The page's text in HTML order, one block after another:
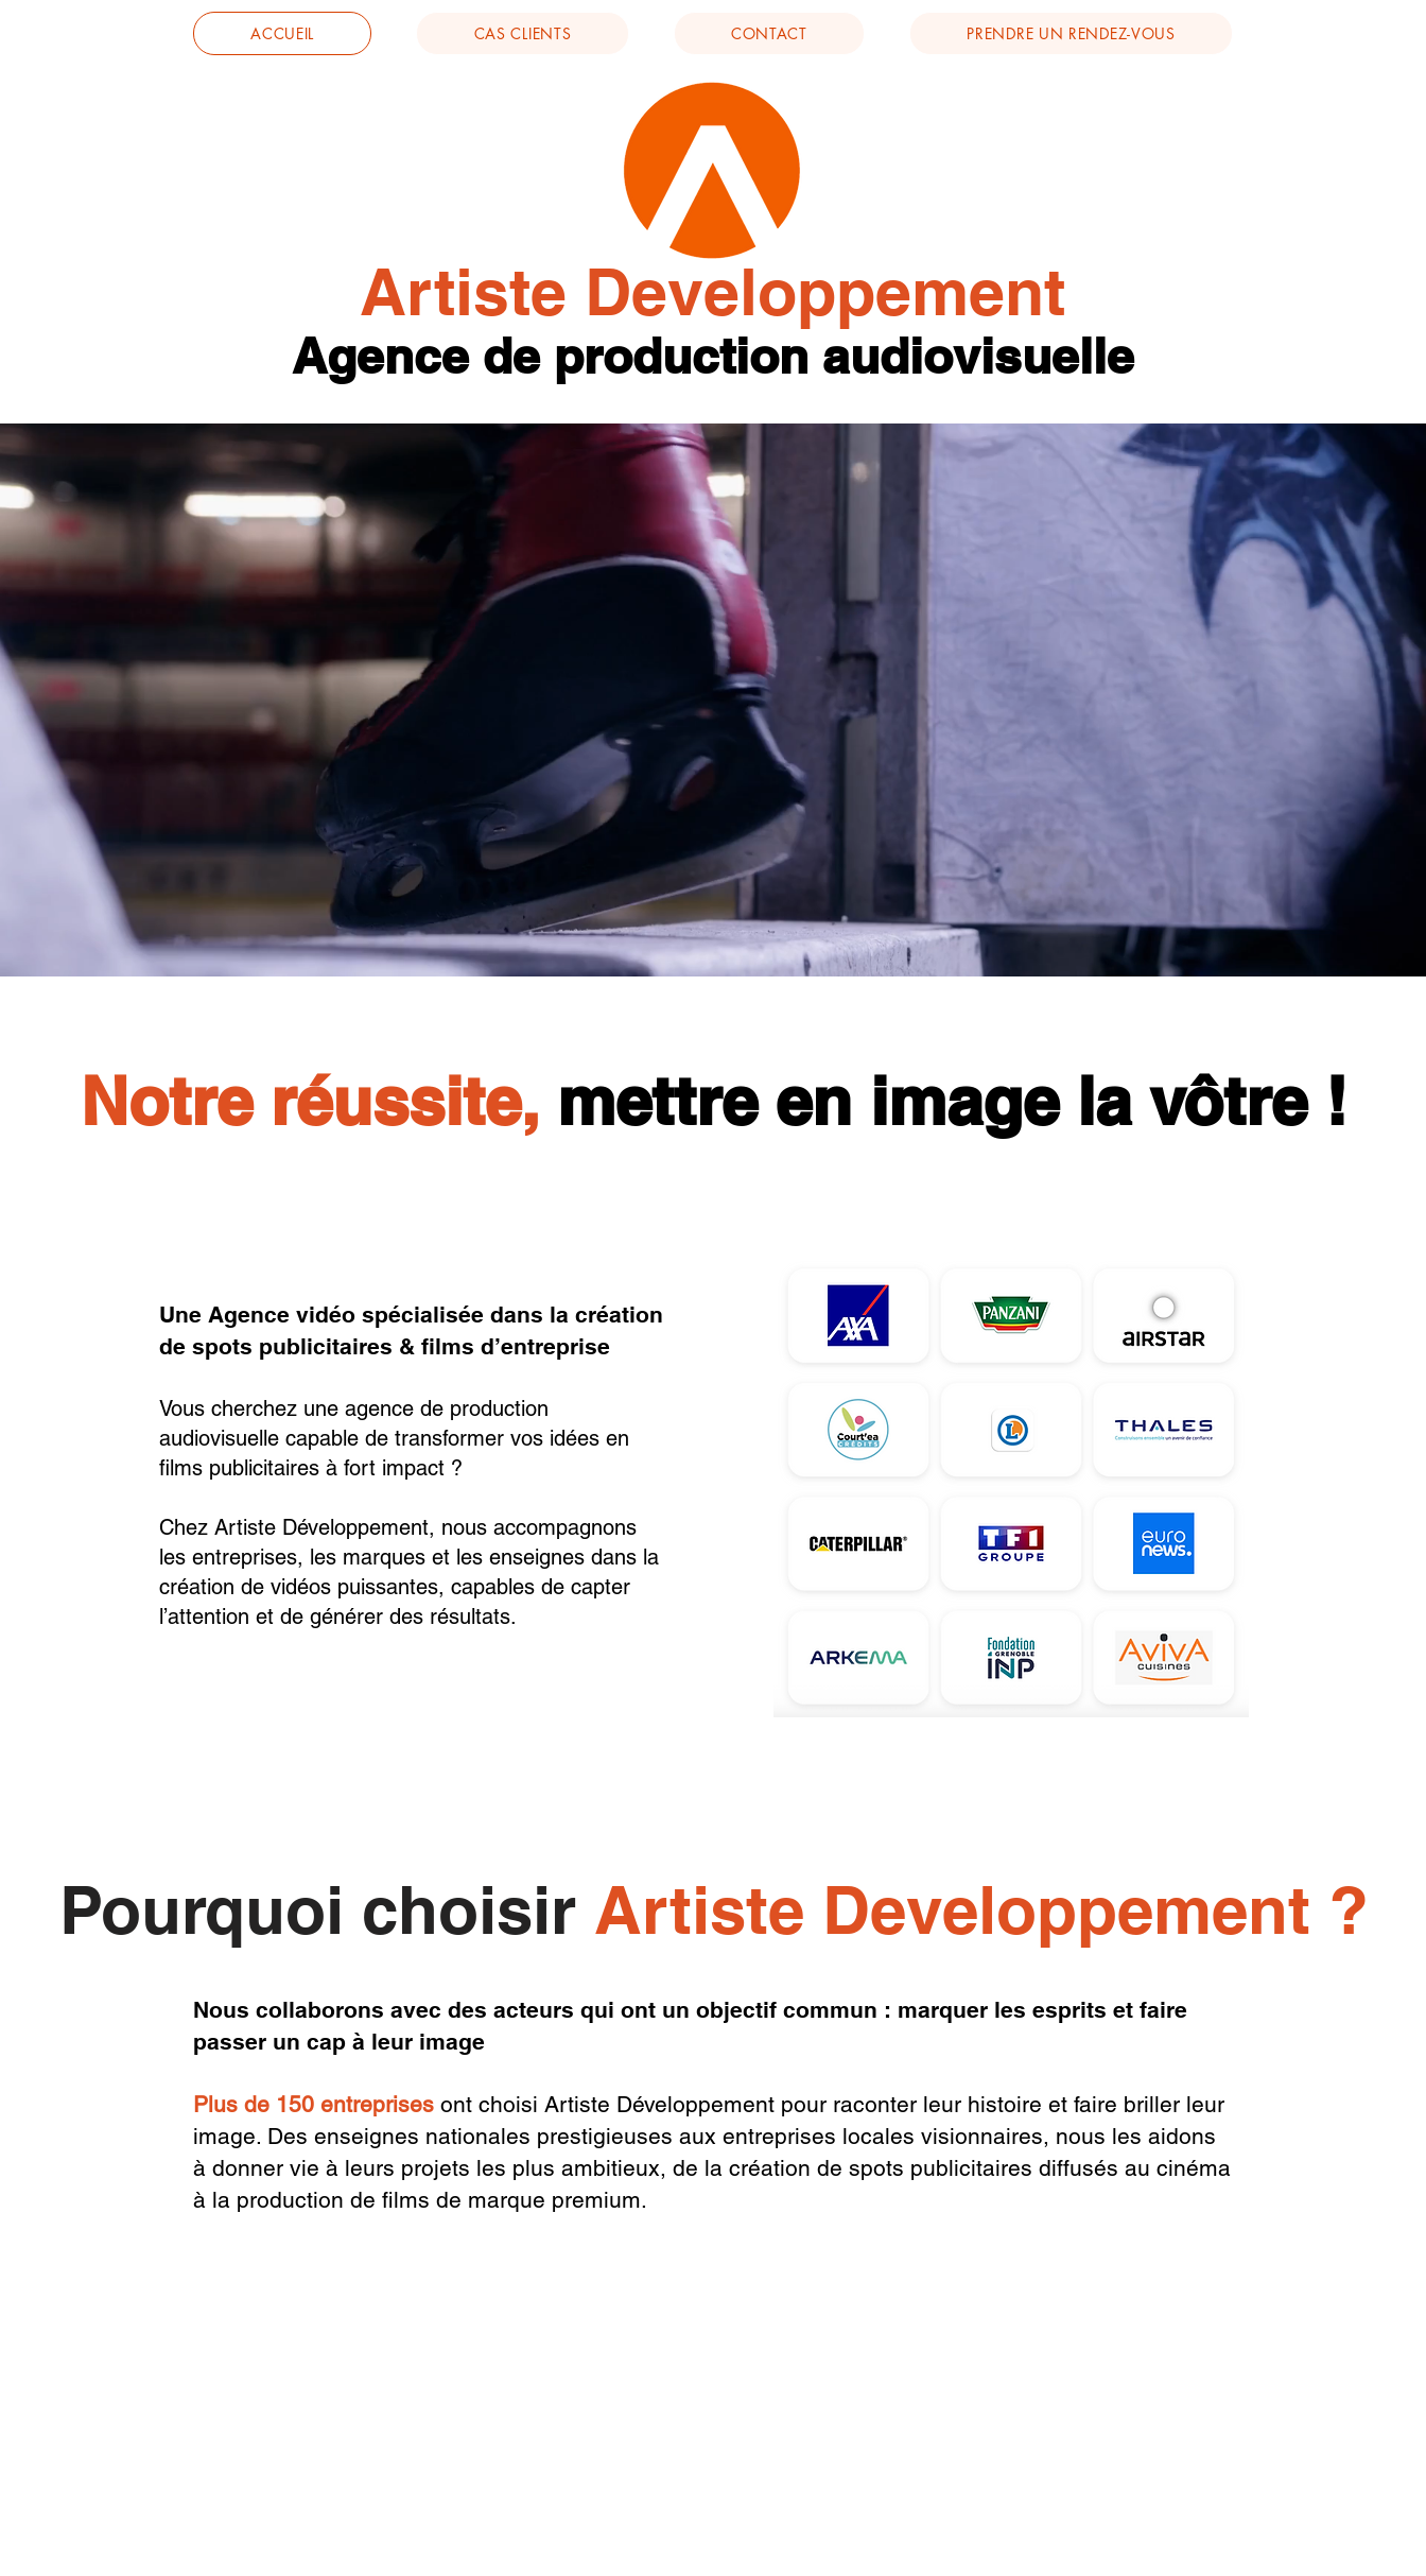
ACCUEIL CAS CLIENTS CONTACT PRENDRE UN RENDEZ-VOUS
Artiste Developpement
Agence de production audiovisuelle
Notre réussite, mettre en image la vôtre !
Une Agence vidéo spécialisée dans la création
de spots publicitaires & films d’entreprise
Vous cherchez une agence de production
audiovisuelle capable de transformer vos idées en
films publicitaires à fort impact ?
Chez Artiste Développement, nous accompagnons
les entreprises, les marques et les enseignes dans la
création de vidéos puissantes, capables de capter
l’attention et de générer des résultats.
Pourquoi choisirArtiste Developpement ?
Nous collaborons avec des acteurs qui ont un objectif commun : marquer les esprits et faire
passer un cap à leur image
Plus de 150 entreprises ont choisi Artiste Développement pour raconter leur histoire et faire briller leur
image. Des enseignes nationales prestigieuses aux entreprises locales visionnaires, nous les aidons
à donner vie à leurs projets les plus ambitieux, de la création de spots publicitaires diffusés au cinéma
à la production de films de marque premium.